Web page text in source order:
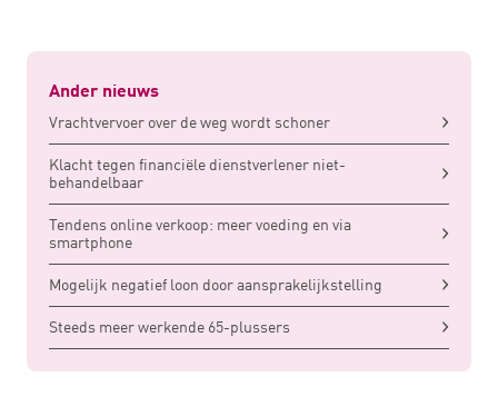
Ander nieuws
Vrachtvervoer over de weg wordt schoner
Klacht tegen financiële dienstverlener niet-
behandelbaar
Tendens online verkoop: meer voeding en via
smartphone
Mogelijk negatief loon door aansprakelijkstelling
Steeds meer werkende 65-plussers